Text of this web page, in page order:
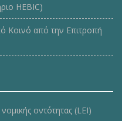
HEBIC)
Κοινό από την Επιτροπή
οντότητας (LEI)